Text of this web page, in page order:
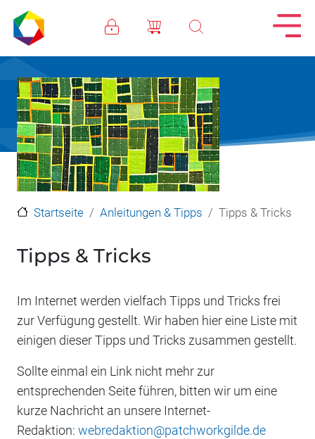
Direkt zum Inhalt
Startseite Anleitungen & Tipps Tipps & Tricks
Tipps & Tricks
Im Internet werden vielfach Tipps und Tricks frei
zur Verfügung gestellt. Wir haben hier eine Liste mit
einigen dieser Tipps und Tricks zusammen gestellt.
Sollte einmal ein Link nicht mehr zur
entsprechenden Seite führen, bitten wir um eine
kurze Nachricht an unsere Internet-
Redaktion: webredaktion@patchworkgilde.de